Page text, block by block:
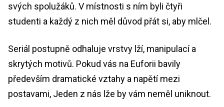
svých spolužáků. V místnosti s ním byli čtyři
studenti a každý z nich měl důvod přát si, aby mlčel.
Seriál postupně odhaluje vrstvy lží, manipulací a
skrytých motivů. Pokud vás na Euforii bavily
především dramatické vztahy a napětí mezi
postavami, Jeden z nás lže by vám neměl uniknout.